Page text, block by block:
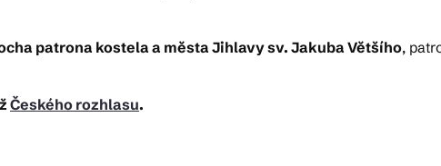
patrona kostela a města Jihlavy sv. Jakuba Většího,
Českého rozhlasu.